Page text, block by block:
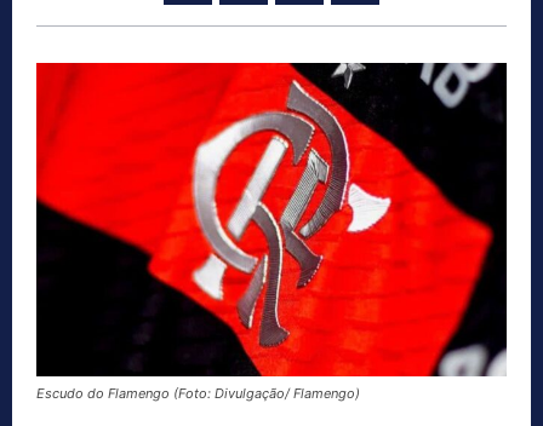
Escudo do Flamengo (Foto: Divulgação/ Flamengo)